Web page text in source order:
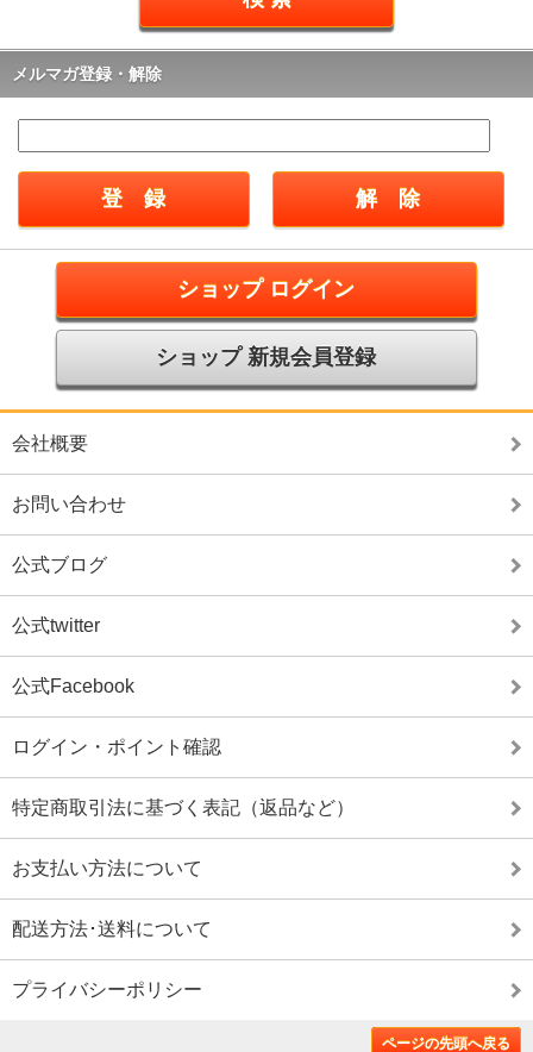
メルマガ登録・解除
ショップ ログイン
ショップ 新規会員登録
会社概要
お問い合わせ
公式ブログ
公式twitter
公式Facebook
ログイン・ポイント確認
特定商取引法に基づく表記（返品など）
お支払い方法について
配送方法･送料について
プライバシーポリシー
ページの先頭へ戻る